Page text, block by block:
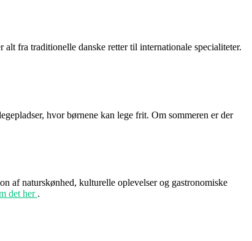
fra traditionelle danske retter til internationale specialiteter.
hvor børnene kan lege frit. Om sommeren er der
af naturskønhed, kulturelle oplevelser og gastronomiske
det her .